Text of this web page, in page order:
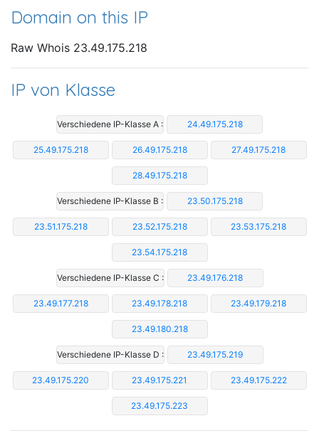
Domain on this IP
Raw Whois 23.49.175.218
IP von Klasse
Verschiedene IP-Klasse A : 24.49.175.218
25.49.175.218 26.49.175.218 27.49.175.218
28.49.175.218
Verschiedene IP-Klasse B : 23.50.175.218
23.51.175.218 23.52.175.218 23.53.175.218
23.54.175.218
Verschiedene IP-Klasse C : 23.49.176.218
23.49.177.218 23.49.178.218 23.49.179.218
23.49.180.218
Verschiedene IP-Klasse D : 23.49.175.219
23.49.175.220 23.49.175.221 23.49.175.222
23.49.175.223